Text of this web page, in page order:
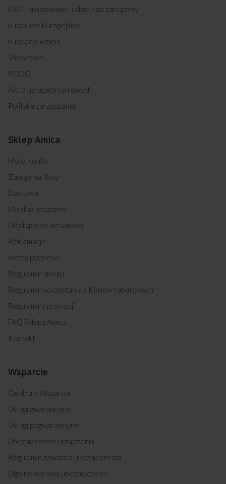
SEG1.12S2Pw (kod: 19436)
SEG1.12S2Pw (kod: 19438)
SEG1.12S2ZpPw (kod: 19442)
SEG1.12S2ZpPw (kod: 19444)
SEG1.32S2ZPPW (kod: 19448)
SEG1.32S2ZpPw (kod: 19450)
SEG2.32S2ZpPw (kod: 19460)
SEG2.32S2ZpPwR (kod: 19466)
SEG2.32S2ZpTePw (kod: 19470)
SEG2.32S2ZpTePw (kod: 19472)
SEG2.32S2ZpTePw (kod: 19474)
SEG2.32S2ZpTePwD (kod: 19476)
SEG2.32S2ZpTePwD (kod: 19480)
SEG2.32S2ZpTePwZt (kod: 19482)
SEG2.32S2ZpTePwZt (kod: 19486)
SEG2.42S2ZpTePwZt (kod: 19488)
SEG2.42S2ZpTePwZt (kod: 19492)
SG2.02S2ZP (kod: 19506)
SG2.02S2ZP (kod: 19510)
SG2.42S2ZpPw (kod: 19512)
SG2.42S2ZpPw (kod: 19516)
SG3.02S2ZpPw (kod: 19522)
SG3.42S2ZpPw (kod: 19526)
SG3.42S2ZpPw (kod: 19528)
G5E3.32ZpD (kod: 19538)
G5E3.32ZpD (kod: 19540)
G5E3.32ZpD (kod: 19542)
G5E3.32ZpTeD (kod: 19544)
G5E3.32ZpTeD (kod: 19546)
G5E3.32ZPTEKDSPN (kod: 19550)
ESG – środowisko, ludzie, ład zarządczy
Fundusze Europejskie
Fundacja Amicis
Showroom
RODO
Akt o usługach cyfrowych
Polityka zarządzania
Sklep Amica
Moje Konto
Zakupy na Raty
Dostawa
Montaż urządzeń
Odstąpienie od umowy
Reklamacje
Formy płatności
Regulamin sklepu
Regulamin korzystania z Kodów rabatowych
Regulaminy promocji
FAQ Sklepu Amica
Kontakt
Wsparcie
Centrum Wsparcia
Usługi gwarancyjne
Usługi pogwarancyjne
Ubezpieczenie urządzenia
Regulamin zawarcia ubezpieczenia
Ogólne warunki ubezpieczenia